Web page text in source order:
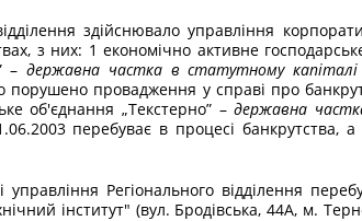
здійснювало управління
з них: 1 економічно активне
– державна частка в статутному капіталі
порушено провадження у справі про
об'єднання „Текстерно” –державна
перебуває в процесі банкрутства,
Регіонального відділення
інститут" (вул. Бродівська, 44А, м.